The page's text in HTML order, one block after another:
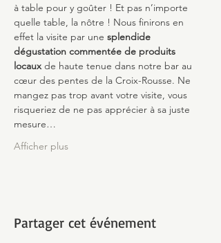
à table pour y goûter ! Et pas n’importe
quelle table, la nôtre ! Nous finirons en
effet la visite par une splendide
dégustation commentée de produits
locaux de haute tenue dans notre bar au
cœur des pentes de la Croix-Rousse. Ne
mangez pas trop avant votre visite, vous
risqueriez de ne pas apprécier à sa juste
mesure…
Afficher plus
Partager cet événement